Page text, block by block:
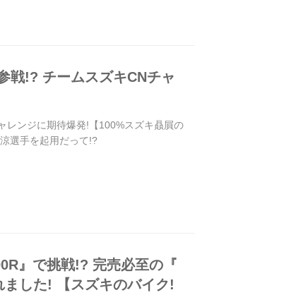
戦!? チームスズキCNチャ
レンジに期待爆発!【100%スズキ贔屓の
選手を起用だって!?
』で挑戦!? 完売必至の『
ました! 【スズキのバイク!